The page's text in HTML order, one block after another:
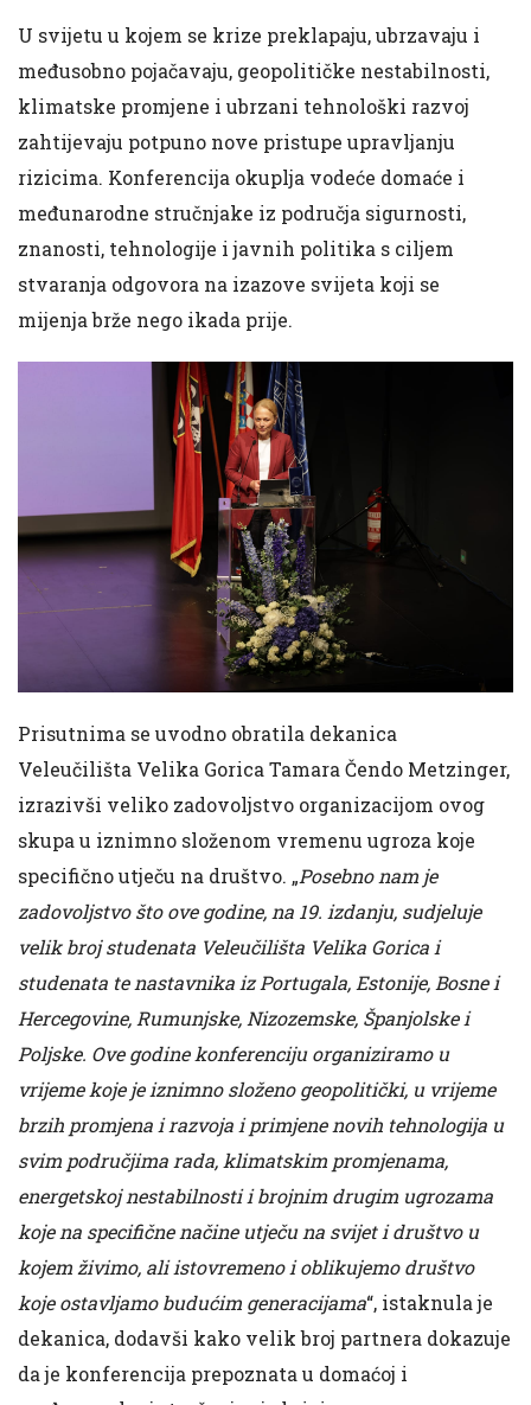
U svijetu u kojem se krize preklapaju, ubrzavaju i
međusobno pojačavaju, geopolitičke nestabilnosti,
klimatske promjene i ubrzani tehnološki razvoj
zahtijevaju potpuno nove pristupe upravljanju
rizicima. Konferencija okuplja vodeće domaće i
međunarodne stručnjake iz područja sigurnosti,
znanosti, tehnologije i javnih politika s ciljem
stvaranja odgovora na izazove svijeta koji se
mijenja brže nego ikada prije.
Prisutnima se uvodno obratila dekanica
Veleučilišta Velika Gorica Tamara Čendo Metzinger,
izrazivši veliko zadovoljstvo organizacijom ovog
skupa u iznimno složenom vremenu ugroza koje
specifično utječu na društvo. „Posebno nam je
zadovoljstvo što ove godine, na 19. izdanju, sudjeluje
velik broj studenata Veleučilišta Velika Gorica i
studenata te nastavnika iz Portugala, Estonije, Bosne i
Hercegovine, Rumunjske, Nizozemske, Španjolske i
Poljske. Ove godine konferenciju organiziramo u
vrijeme koje je iznimno složeno geopolitički, u vrijeme
brzih promjena i razvoja i primjene novih tehnologija u
svim područjima rada, klimatskim promjenama,
energetskoj nestabilnosti i brojnim drugim ugrozama
koje na specifične načine utječu na svijet i društvo u
kojem živimo, ali istovremeno i oblikujemo društvo
koje ostavljamo budućim generacijama“, istaknula je
dekanica, dodavši kako velik broj partnera dokazuje
da je konferencija prepoznata u domaćoj i